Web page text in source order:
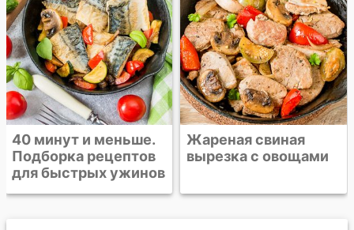
Жареная свиная
вырезка с овощами